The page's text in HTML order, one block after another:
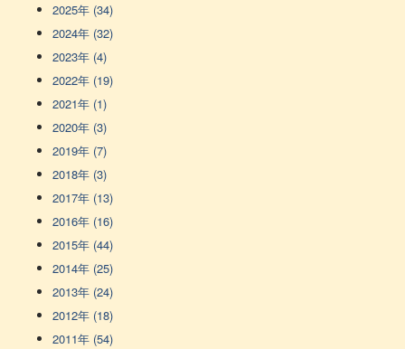
2025年 (34)
2024年 (32)
2023年 (4)
2022年 (19)
2021年 (1)
2020年 (3)
2019年 (7)
2018年 (3)
2017年 (13)
2016年 (16)
2015年 (44)
2014年 (25)
2013年 (24)
2012年 (18)
2011年 (54)